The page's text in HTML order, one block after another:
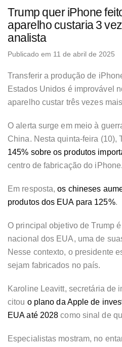
Trump quer iPhone
aparelho custaria 3
analista
Publicado em 11 de abril de 2025
Transferir a produção de
Estados Unidos é improvável
aparelho custar três vezes mais
O alerta surge em meio à
China. Nesta quinta-feira (10),
145% sobre os produtos
centro de fabricação do iPhone.
Em resposta,os chineses
produtos dos EUA para 125%.
O principal objetivo de Trump
nacional dos EUA, uma de
Nesse contexto, o presidente
sejam fabricados no país.
Karoline Leavitt, secretária de
citou o plano da Apple de
EUA até 2028 como sinal de
Especialistas mostram, no